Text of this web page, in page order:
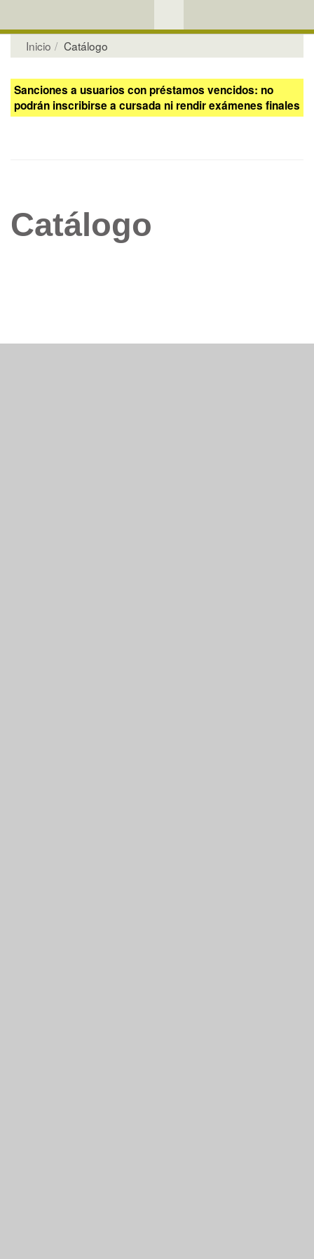
Inicio Catálogo
Sanciones a usuarios con préstamos vencidos: no
podrán inscribirse a cursada ni rendir exámenes finales
Catálogo